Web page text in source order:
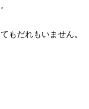
もだれもいません。